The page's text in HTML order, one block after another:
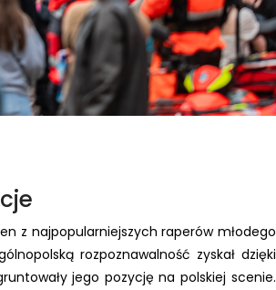
z najpopularniejszych raperów młodego
rozpoznawalność zyskał dzięki
jego pozycję na polskiej scenie.